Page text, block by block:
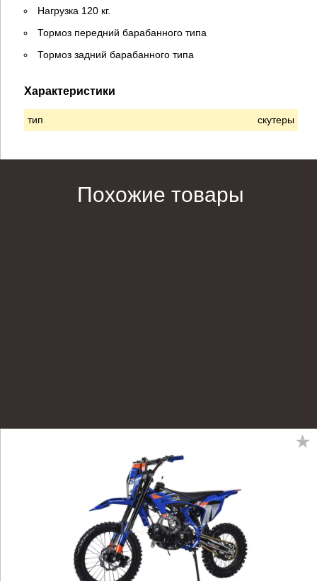
Нагрузка 120 кг.
Тормоз передний барабанного типа
Тормоз задний барабанного типа
Характеристики
тип скутеры
Похожие товары